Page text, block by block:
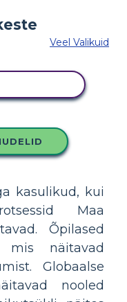
Veel Valikuid
kasulikud, kui
Maa
Õpilased
mis näitavad
Globaalse
nooled